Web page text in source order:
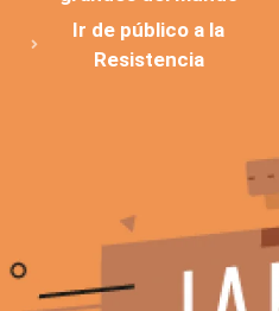
Ir de público a la
Resistencia